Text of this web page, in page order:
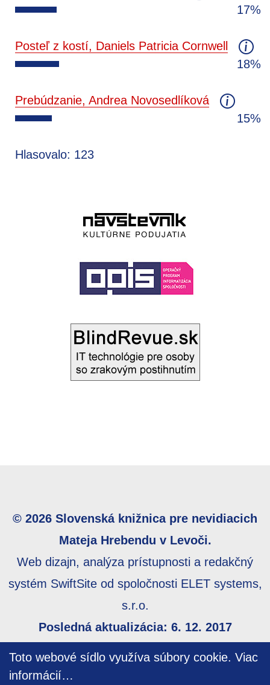
Toto webové sídlo využíva súbory cookie. Viac
informácií…
17%
Posteľ z kostí, Daniels Patricia Cornwell
18%
Prebúdzanie, Andrea Novosedlíková
15%
Hlasovalo: 123
© 2026 Slovenská knižnica pre nevidiacich
Mateja Hrebendu v Levoči.
Web dizajn, analýza prístupnosti a redakčný
systém SwiftSite od spoločnosti ELET systems,
s.r.o.
Posledná aktualizácia: 6. 12. 2017
prístupnosti